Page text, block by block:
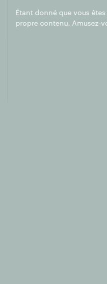
Étant donné que vous
propre contenu. Amusez-